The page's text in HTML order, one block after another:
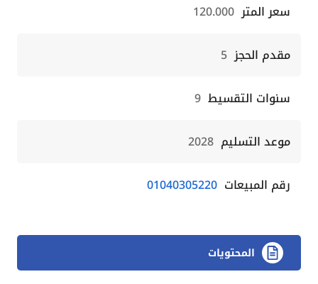
سعر المتر 120.000
مقدم الحجز 5
سنوات التقسيط 9
موعد التسليم 2028
رقم المبيعات 01040305220
المحتويات